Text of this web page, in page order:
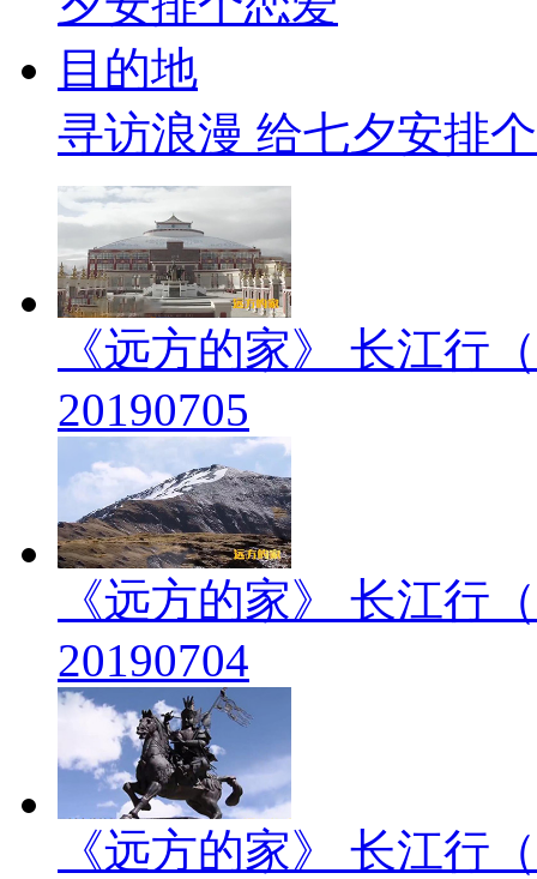
寻访浪漫 给七夕安排
《远方的家》 长江行
20190705
《远方的家》 长江行
20190704
《远方的家》 长江行